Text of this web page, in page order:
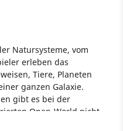
Natursysteme, vom
erleben das
Tiere, Planeten
ganzen Galaxie.
gibt es bei der
Open-World nicht.